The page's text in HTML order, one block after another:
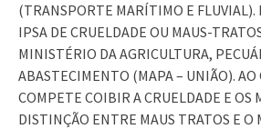
(TRANSPORTE MARÍTIMO E FLUVIAL).
IPSA DE CRUELDADE OU MAUS-
MINISTÉRIO DA AGRICULTURA,
ABASTECIMENTO (MAPA – UNIÃO).
COMPETE COIBIR A CRUELDADE E OS
DISTINÇÃO ENTRE MAUS TRATOS E O